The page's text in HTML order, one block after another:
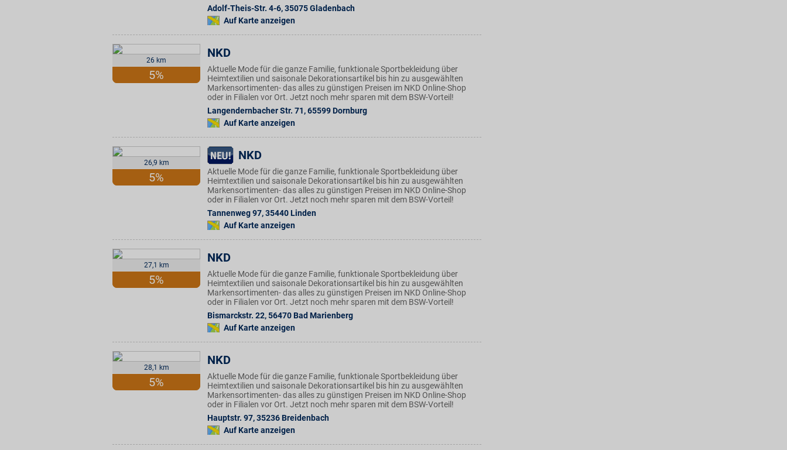
Adolf-Theis-Str. 4-6,35075Gladenbach
Auf Karte anzeigen
26 km
5%
NKD
Aktuelle Mode für die ganze Familie, funktionale Sportbekleidung über
Heimtextilien und saisonale Dekorationsartikel bis hin zu ausgewählten
Markensortimenten- das alles zu günstigen Preisen im NKD Online-Shop
oder in Filialen vor Ort. Jetzt noch mehr sparen mit dem BSW-Vorteil!
Langendernbacher Str. 71,65599 Dornburg
Auf Karte anzeigen
26,9 km
5%
NKD
Aktuelle Mode für die ganze Familie, funktionale Sportbekleidung über
Heimtextilien und saisonale Dekorationsartikel bis hin zu ausgewählten
Markensortimenten- das alles zu günstigen Preisen im NKD Online-Shop
oder in Filialen vor Ort. Jetzt noch mehr sparen mit dem BSW-Vorteil!
Tannenweg 97,35440 Linden
Auf Karte anzeigen
27,1 km
5%
NKD
Aktuelle Mode für die ganze Familie, funktionale Sportbekleidung über
Heimtextilien und saisonale Dekorationsartikel bis hin zu ausgewählten
Markensortimenten- das alles zu günstigen Preisen im NKD Online-Shop
oder in Filialen vor Ort. Jetzt noch mehr sparen mit dem BSW-Vorteil!
Bismarckstr. 22,56470 Bad Marienberg
Auf Karte anzeigen
28,1 km
5%
NKD
Aktuelle Mode für die ganze Familie, funktionale Sportbekleidung über
Heimtextilien und saisonale Dekorationsartikel bis hin zu ausgewählten
Markensortimenten- das alles zu günstigen Preisen im NKD Online-Shop
oder in Filialen vor Ort. Jetzt noch mehr sparen mit dem BSW-Vorteil!
Hauptstr. 97,35236 Breidenbach
Auf Karte anzeigen